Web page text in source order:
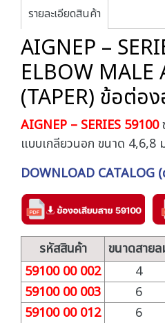
รายละเอียดสินค้า
AIGNEP –
ELBOW MALE
(TAPER) ข้อต่อ
AIGNEP – SERIES 59100
แบบเกลียวนอก ขนาด 4,6,8
DOWNLOAD CATALOG
รหัสสินค้า ขนาดสาย
59100 00 002
4
59100 00 003
6
59100 00 012
6